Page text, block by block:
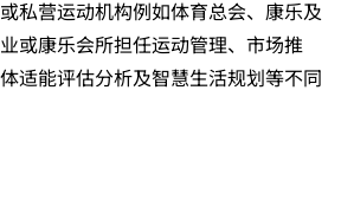
私营运动机构例如体育总会、康乐及
或康乐会所担任运动管理、市场推
适能评估分析及智慧生活规划等不同